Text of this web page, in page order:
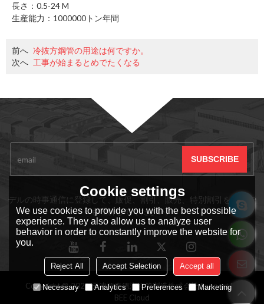
長さ：0.5-24 M
生産能力：1000000トン年間
前へ 冷抜方鋼管の用途は何ですか。
次へ 工事が始まるとめでたくなる
デルの時事通信に登録して、販促、割引、販売、特別割引をいつで
も理解してください。
Copyright © 2026天津源泰德润钢管製造株式会社 Support By
BEE Cloud
Cookie settings
We use cookies to provide you with the best possible
experience. They also allow us to analyze user
behavior in order to constantly improve the website for
you.
Reject All Accept Selection Accept all
Necessary Analytics Preferences Marketing